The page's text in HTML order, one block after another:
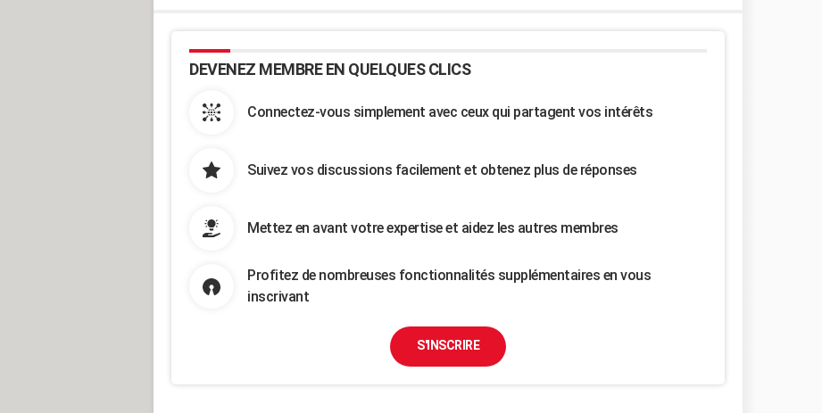
DEVENEZ MEMBRE EN QUELQUES CLICS
Connectez-vous simplement avec ceux qui partagent vos intérêts
Suivez vos discussions facilement et obtenez plus de réponses
Mettez en avant votre expertise et aidez les autres membres
Profitez de nombreuses fonctionnalités supplémentaires en vous
inscrivant
S'INSCRIRE